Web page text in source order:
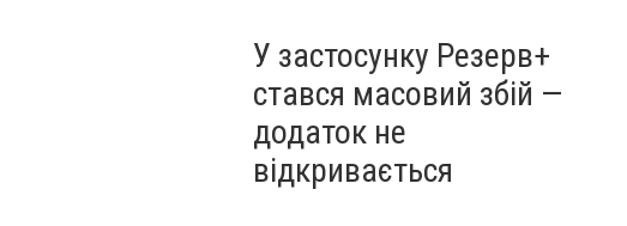
У застосунку Резерв+
стався масовий збій —
додаток не
відкривається